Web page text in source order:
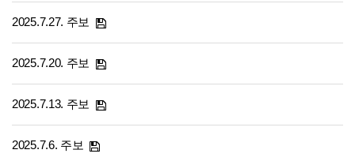
2025.7.27. 주보
2025.7.20. 주보
2025.7.13. 주보
2025.7.6. 주보